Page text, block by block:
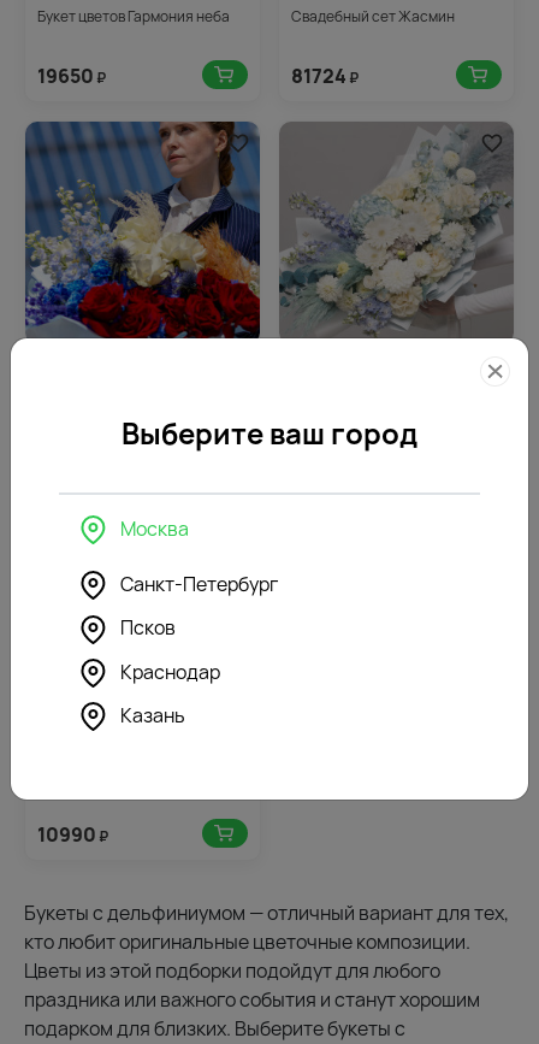
Букет цветов Гармония неба
19650 ₽
Свадебный сет Жасмин
81724 ₽
1163
10990 ₽
Букеты с дельфиниумом — отличный вариант для тех,
кто любит оригинальные цветочные композиции.
Цветы из этой подборки подойдут для любого
праздника или важного события и станут хорошим
подарком для близких. Выберите букеты с
Выберите ваш город
Москва
Санкт-Петербург
Псков
Краснодар
Казань